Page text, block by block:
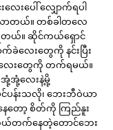
ေးပေါ် လျှောက်ရပါ
ာတယ်။ တစ်ခါတလေ
တယ်။ ဆိုင်ကယ်ရှောင်
ခဲလေးတွေကို နင်းပြီး
လေးတွေကို တက်ရမယ်။
အုံ့အုံ့လေးနဲ့မို့
ပန်းသလို၊ ဘေးဘီဝဲယာ
တော့ စိတ်ကို ကြည်နူး
ယ်တက်နေတဲ့တောင်ဘေး